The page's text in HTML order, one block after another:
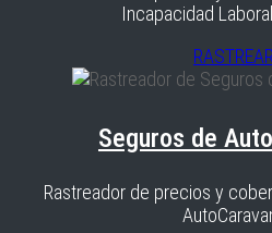
Incapacidad
RASTREAR
Seguros de
Rastreador de precios y